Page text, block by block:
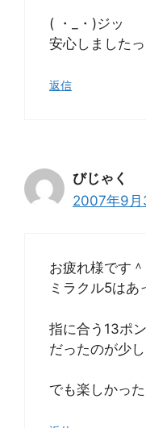
( ・_・)ジッ
安心しましたっ
返信
びじゃく
2007年9
お疲れ様です＾
ミラクル5はあ
指に合う13ポ
だったのが少
でも楽しかった